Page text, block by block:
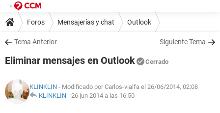
Foros Mensajerías y chat Outlook
Tema Anterior Siguiente Tema
Eliminar mensajes en Outlook Cerrado
KLINKLIN - Modificado por Carlos-vialfa el 26/06/2014, 02:08
KLINKLIN - 26 jun 2014 a las 16:50